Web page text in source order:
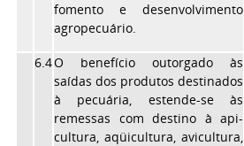
fomento e desenvolvimento
agropecuário.
6.4O benefício outorgado às
saídas dos produtos destinados
à pecuária, estende-se às
remessas com destino à api-
cultura, aqüicultura, avicultura,